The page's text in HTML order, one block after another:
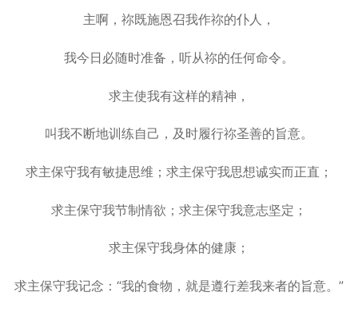
主啊，祢既施恩召我作祢的仆人，
我今日必随时准备，听从祢的任何命令。
求主使我有这样的精神，
叫我不断地训练自己，及时履行祢圣善的旨意。
求主保守我有敏捷思维；求主保守我思想诚实而正直；
求主保守我节制情欲；求主保守我意志坚定；
求主保守我身体的健康；
求主保守我记念：“我的食物，就是遵行差我来者的旨意。”